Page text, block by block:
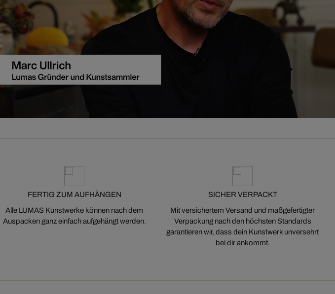
FERTIG ZUM AUFHÄNGEN
Alle LUMAS Kunstwerke können nach dem
Auspacken ganz einfach aufgehängt werden.
SICHER VERPACKT
Mit versichertem Versand und maßgefertigter
Verpackung nach den höchsten Standards
garantieren wir, dass dein Kunstwerk unversehrt
bei dir ankommt.